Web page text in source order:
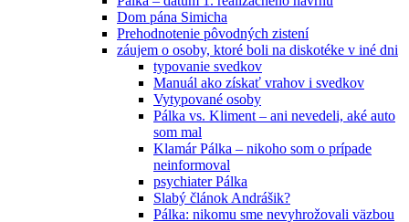
Dom pána Simicha
Prehodnotenie pôvodných zistení
záujem o osoby, ktoré boli na diskotéke v iné dni
typovanie svedkov
Manuál ako získať vrahov i svedkov
Vytypované osoby
Pálka vs. Kliment – ani nevedeli, aké auto
som mal
Klamár Pálka – nikoho som o prípade
neinformoval
psychiater Pálka
Slabý článok Andrášik?
Pálka: nikomu sme nevyhrožovali väzbou